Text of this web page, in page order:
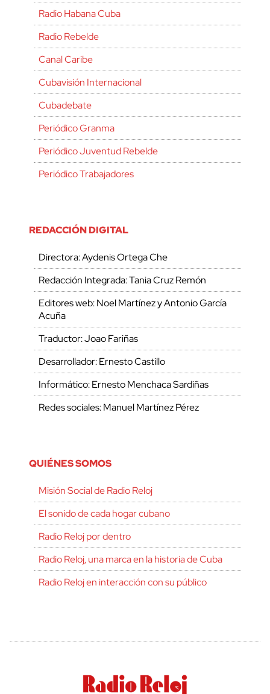
Radio Habana Cuba
Radio Rebelde
Canal Caribe
Cubavisión Internacional
Cubadebate
Periódico Granma
Periódico Juventud Rebelde
Periódico Trabajadores
REDACCIÓN DIGITAL
Directora: Aydenis Ortega Che
Redacción Integrada: Tania Cruz Remón
Editores web: Noel Martínez y Antonio García
Acuña
Traductor: Joao Fariñas
Desarrollador: Ernesto Castillo
Informático: Ernesto Menchaca Sardiñas
Redes sociales: Manuel Martínez Pérez
QUIÉNES SOMOS
Misión Social de Radio Reloj
El sonido de cada hogar cubano
Radio Reloj por dentro
Radio Reloj, una marca en la historia de Cuba
Radio Reloj en interacción con su público